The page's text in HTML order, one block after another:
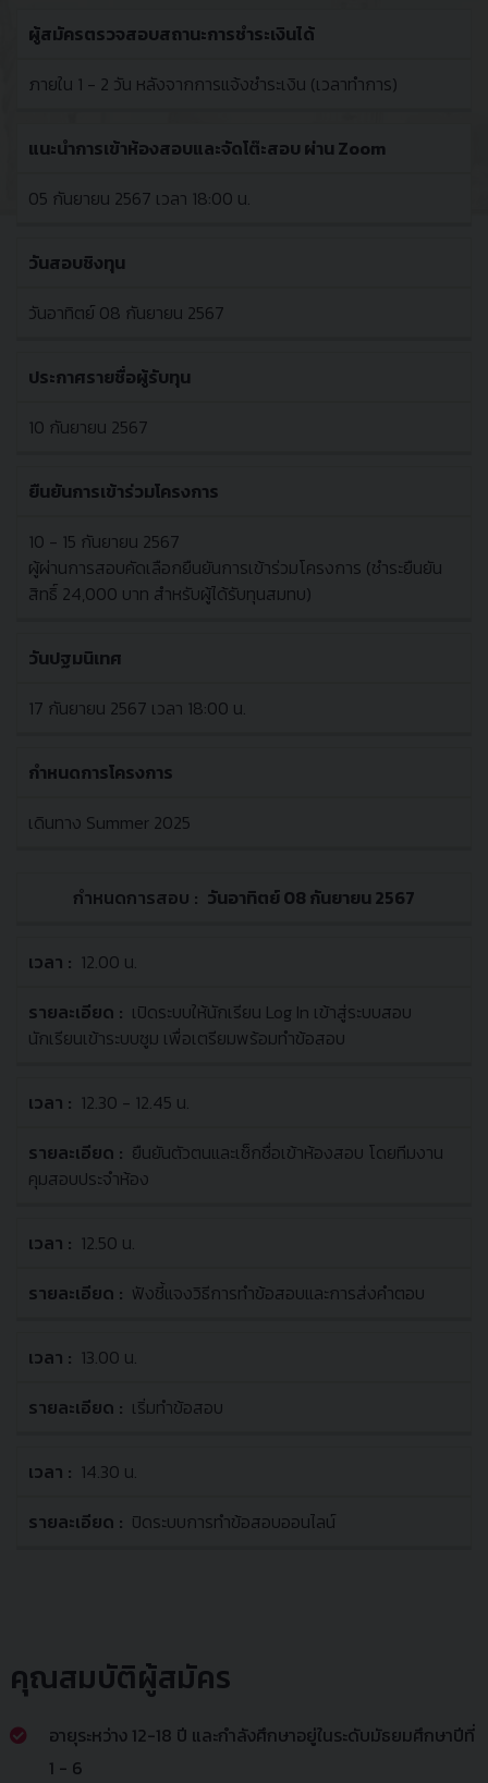
เปิด
รับ
สอบ
วันนี้ -
04
2567
ผู้สมัครตรวจสอบสถานะการชำระเงินได้
ภายใน 1 - 2 วัน หลังจากการแจ้งชำระเงิน (เวลาทำการ)
แนะนำการเข้าห้องสอบและจัดโต๊ะสอบ ผ่าน Zoom
05 กันยายน 2567 เวลา 18:00 น.
วันสอบชิงทุน
วันอาทิตย์ 08 กันยายน 2567
ประกาศรายชื่อผู้รับทุน
10 กันยายน 2567
ยืนยันการเข้าร่วมโครงการ
10 - 15 กันยายน 2567
ผู้ผ่านการสอบคัดเลือกยืนยันการเข้าร่วมโครงการ (ชำระยืนยัน
สิทธิ์ 24,000 บาท สำหรับผู้ได้รับทุนสมทบ)
วันปฐมนิเทศ
17 กันยายน 2567 เวลา 18:00 น.
กำหนดการโครงการ
เดินทาง Summer 2025
กำหนดการ
วันอาทิตย์ 08 กันยายน 2567
12.00 น.
เปิดระบบให้นักเรียน Log In เข้าสู่ระบบสอบ
นักเรียนเข้าระบบซูม เพื่อเตรียมพร้อมทำข้อสอบ
12.30 - 12.45 น.
ยืนยันตัวตนและเช็กชื่อเข้าห้องสอบ โดยทีมงาน
คุมสอบประจำห้อง
12.50 น.
ฟังชี้แจงวิธีการทำข้อสอบและการส่งคำตอบ
13.00 น.
เริ่มทำข้อสอบ
14.30 น.
ปิดระบบการทำข้อสอบออนไลน์
คุณสมบัติผู้สมัคร
อายุระหว่าง 12-18 ปี และกำลังศึกษาอยู่ในระดับมัธยมศึกษาปีที่
1 - 6